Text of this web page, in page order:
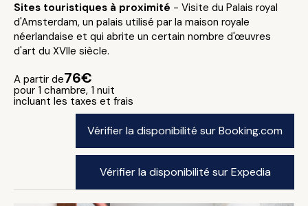
Sites touristiques à proximité - Visite du Palais royal
d'Amsterdam, un palais utilisé par la maison royale
néerlandaise et qui abrite un certain nombre d'œuvres
d'art du XVIIe siècle.
A partir de76€
pour 1 chambre, 1 nuit
incluant les taxes et frais
Vérifier la disponibilité sur Booking.com
Vérifier la disponibilité sur Expedia